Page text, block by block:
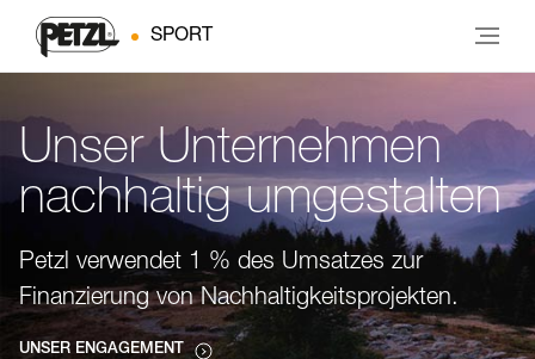
SPORT
Unser Unternehmen
nachhaltig umgestalten
Petzl verwendet 1 % des Umsatzes zur
Finanzierung von Nachhaltigkeitsprojekten.
UNSER ENGAGEMENT